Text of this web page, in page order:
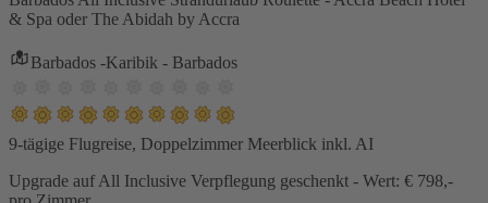
& Spa oder The Abidah by Accra
Barbados -Karibik - Barbados
9-tägige Flugreise, Doppelzimmer Meerblick inkl. AI
Upgrade auf All Inclusive Verpflegung geschenkt - Wert: € 798,-